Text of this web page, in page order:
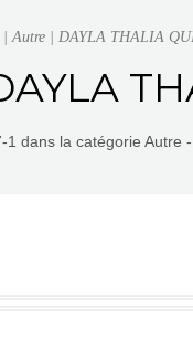
| Autre | DAYLA THALIA
1 dans la catégorie Autre